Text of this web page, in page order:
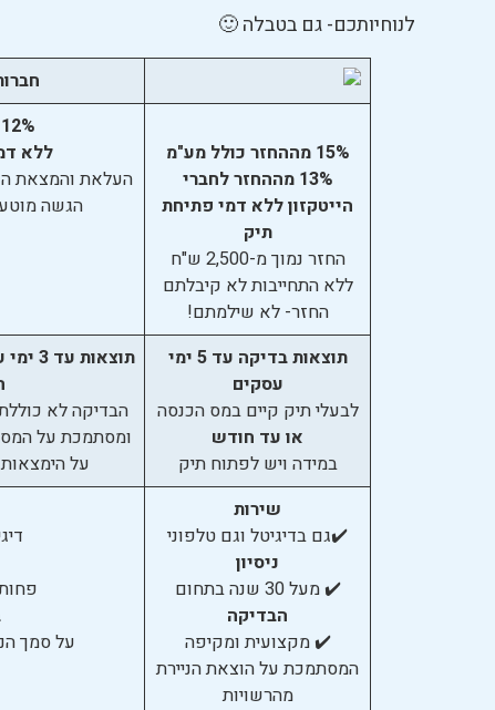
לנוחיותכם- גם בטבלה 🙂
15% מההחזר כולל מע"מ
13% מההחזר לחברי
הייטקזון ללא דמי פתיחת
תיק
החזר נמוך מ-2,500 ש"ח
ללא התחייבות לא קיבלתם
החזר- לא שילמתם!
12% כולל מע"מ
ללא
העלאת והמצאת
הגשה
תוצאות בדיקה עד 5 ימי
עסקים
לבעלי תיק קיים במס הכנסה
או עד חודש
במידה ויש לפתוח תיק
הבדיקה לא
ומסתמכת על
על
שירות
✔️גם בדיגיטל וגם טלפוני
ניסיון
✔️ מעל 30 שנה בתחום
הבדיקה
✔️ מקצועית ומקיפה
המסתמכת על הוצאת הניירת
מהרשויות
פחות מ-
על סמך